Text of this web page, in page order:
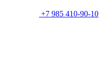
+7 985 410-90-10